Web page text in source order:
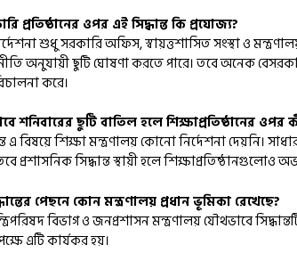
প্রতিষ্ঠানের ওপর এই সিদ্ধান্ত কি প্রযোজ্য?
শুধু সরকারি অফিস, স্বায়ত্তশাসিত সংস্থা ও
অনুযায়ী ছুটি ঘোষণা করতে পারে। তবে অনেক
করে।
শনিবারের ছুটি বাতিল হলে শিক্ষাপ্রতিষ্ঠানের ওপর
এ বিষয়ে শিক্ষা মন্ত্রণালয় কোনো নির্দেশনা দেয়নি।
প্রশাসনিক সিদ্ধান্ত স্থায়ী হলে শিক্ষাপ্রতিষ্ঠানগুলোও
পেছনে কোন মন্ত্রণালয় প্রধান ভূমিকা রেখেছে?
বিভাগ ও জনপ্রশাসন মন্ত্রণালয় যৌথভাবে সিদ্ধান্তটি
এটি কার্যকর হয়।